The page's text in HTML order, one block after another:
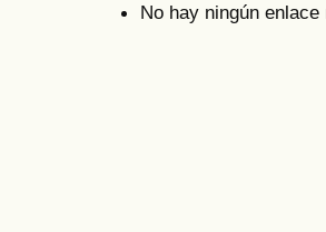
No hay ningún enlace